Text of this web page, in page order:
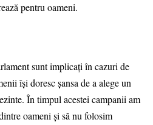
pentru oameni.
sunt implicați în cazuri de
își doresc șansa de a alege un
În timpul acestei campanii am
oameni și să nu folosim